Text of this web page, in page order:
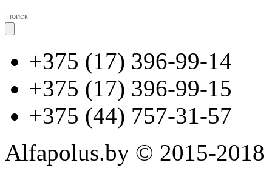
+375 (17) 396-99-14
+375 (17) 396-99-15
+375 (44) 757-31-57
Alfapolus.by © 2015-2018